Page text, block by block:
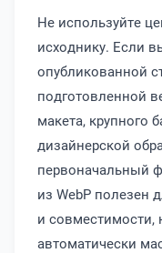
Не используйте
исходнику. Если
опубликованной
подготовленной
макета, крупного
дизайнерской
первоначальный
из WebP полезен
и совместимости,
автоматически